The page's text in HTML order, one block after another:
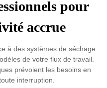
pour
accrue
à des systèmes de séchage
de votre flux de travail.
prévoient les besoins en
interruption.